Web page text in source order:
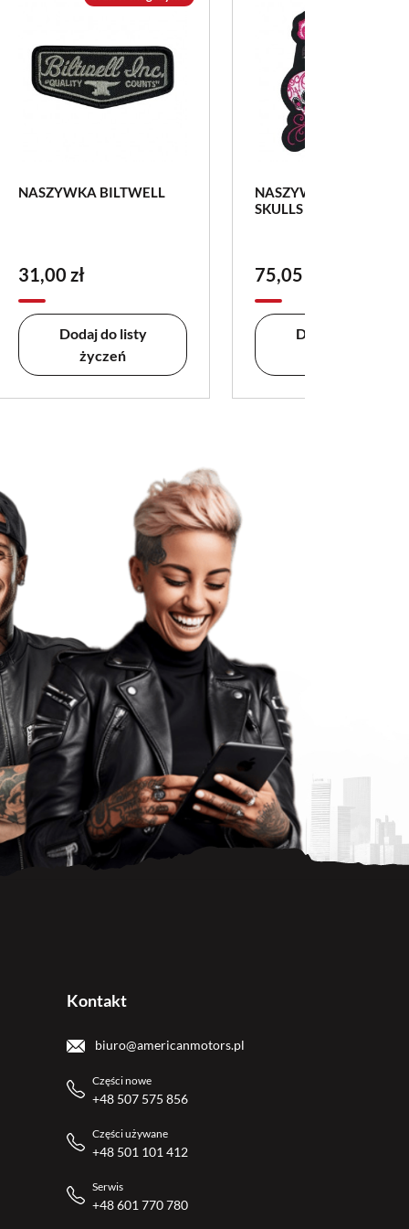
NASZYWKA BILTWELL
31,00 zł
Dodaj do listy
życzeń
NASZYWKA LT SUGAR
SKULLS
75,05 zł
Dodaj do listy
Kontakt
biuro@americanmotors.pl
Części nowe
+48 507 575 856
Części używane
+48 501 101 412
Serwis
+48 601 770 780